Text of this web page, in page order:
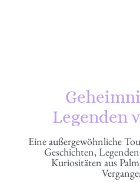
Legenden
Eine außergewöhnliche
Geschichten,
Kuriositäten aus